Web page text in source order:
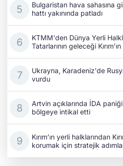
Bulgaristan hava sahasına
hattı yakınında patladı
KTMM'den Dünya Yerli
Tatarlarının geleceği
Ukrayna, Karadeniz'de
vurdu
Artvin açıklarında İDA
bölgeye intikal etti
Kırım’ın yerli halklarından
korumak için stratejik